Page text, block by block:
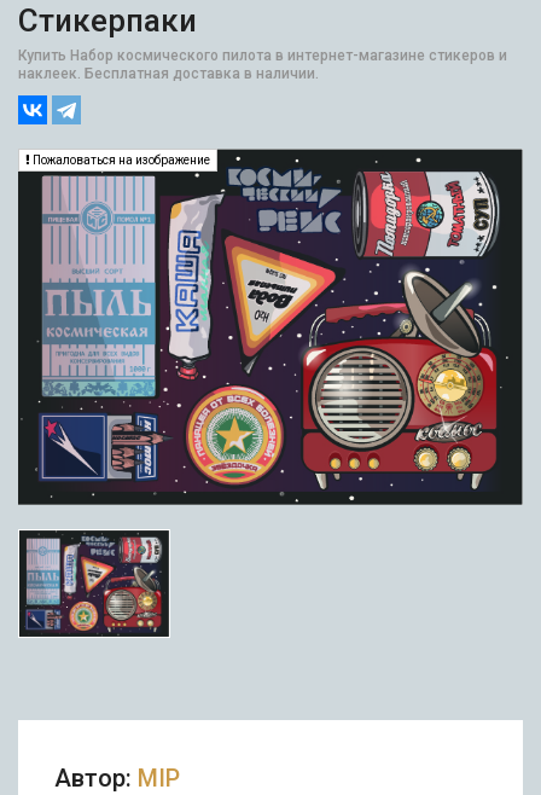
Стикерпаки
Купить Набор космического пилота в интернет-магазине стикеров и
наклеек. Бесплатная доставка в наличии.
Пожаловаться на изображение
Автор: MIP